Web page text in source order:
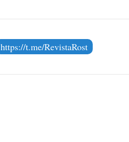
https://t.me/RevistaRost